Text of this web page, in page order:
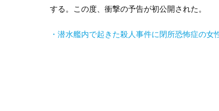
する。この度、衝撃の予告が初公開された。
・潜水艦内で起きた殺人事件に閉所恐怖症の